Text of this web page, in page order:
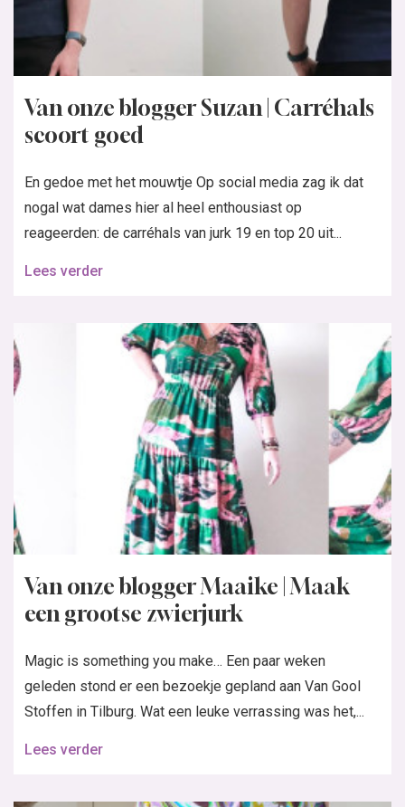
Van onze blogger Suzan | Carréhals
scoort goed
En gedoe met het mouwtje Op social media zag ik dat
nogal wat dames hier al heel enthousiast op
reageerden: de carréhals van jurk 19 en top 20 uit...
Lees verder
Van onze blogger Maaike | Maak
een grootse zwierjurk
Magic is something you make… Een paar weken
geleden stond er een bezoekje gepland aan Van Gool
Stoffen in Tilburg. Wat een leuke verrassing was het,...
Lees verder